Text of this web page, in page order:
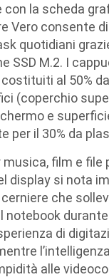
con la scheda
Vero consente
quotidiani
SSD M.2. I
al 50%
(coperchio
e
per il 30% da
musica, film e file
display si nota
che
notebook durante
di
alle